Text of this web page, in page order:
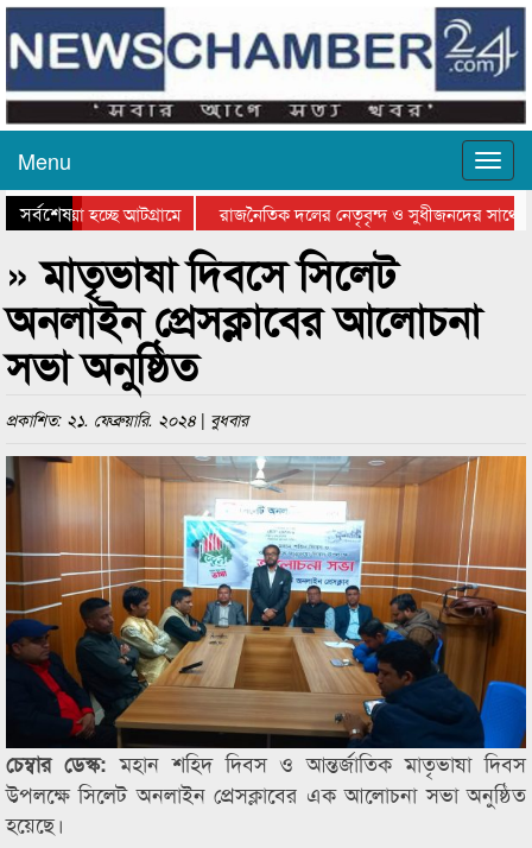
Menu
সর্বশেষ
যাওয়া হচ্ছে আটগ্রামে
রাজনৈতিক দলের নেতৃবৃন্দ ও সুধীজনদের সাথে
সিলেটে বাংলাদেশ গ্রুপ থিয়েটার ফেডারেশানের
» মাতৃভাষা দিবসে সিলেট
অনলাইন প্রেসক্লাবের আলোচনা
সভা অনুষ্ঠিত
প্রকাশিত: ২১. ফেব্রুয়ারি. ২০২৪ | বুধবার
চেম্বার ডেস্ক:মহান শহিদ দিবস ও আন্তর্জাতিক মাতৃভাষা দিবস
উপলক্ষে সিলেট অনলাইন প্রেসক্লাবের এক আলোচনা সভা অনুষ্ঠিত
হয়েছে।